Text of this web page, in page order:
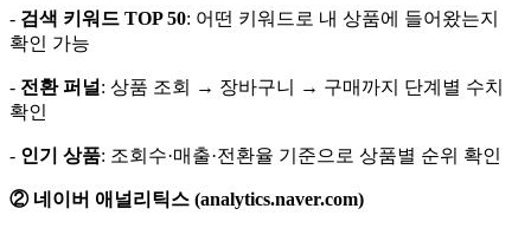
- 검색 키워드 TOP 50: 어떤 키워드로 내 상품에 들어왔는지
확인 가능
- 전환 퍼널: 상품 조회 → 장바구니 → 구매까지 단계별 수치
확인
- 인기 상품: 조회수·매출·전환율 기준으로 상품별 순위 확인
② 네이버 애널리틱스 (analytics.naver.com)